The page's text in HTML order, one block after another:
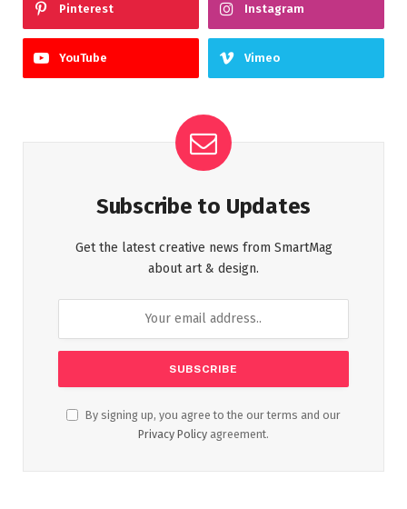
Pinterest Instagram
YouTube Vimeo
Subscribe to Updates
Get the latest creative news from SmartMag
about art & design.
By signing up, you agree to the our terms and our
Privacy Policy agreement.